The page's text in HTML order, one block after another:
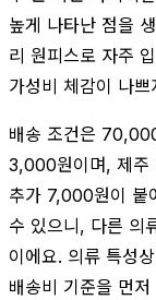
높게 나타난 점을
리 원피스로 자주
가성비 체감이 나
배송 조건은
3,000원이며, 제주
추가 7,000원이 붙
수 있으니, 다른 의
이에요. 의류 특성
배송비 기준을 먼